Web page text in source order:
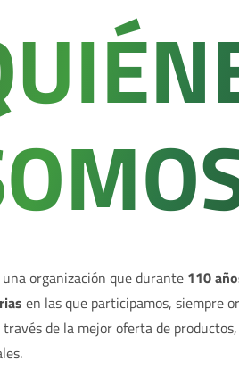
una organización que durante 110
en las que participamos, siempre
de la mejor oferta de